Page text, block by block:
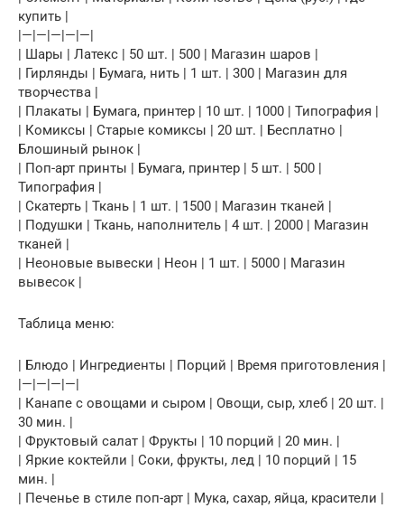
купить |
|—|—|—|—|—|
| Шары | Латекс | 50 шт. | 500 | Магазин шаров |
| Гирлянды | Бумага, нить | 1 шт. | 300 | Магазин для
творчества |
| Плакаты | Бумага, принтер | 10 шт. | 1000 | Типография |
| Комиксы | Старые комиксы | 20 шт. | Бесплатно |
Блошиный рынок |
| Поп-арт принты | Бумага, принтер | 5 шт. | 500 |
Типография |
| Скатерть | Ткань | 1 шт. | 1500 | Магазин тканей |
| Подушки | Ткань, наполнитель | 4 шт. | 2000 | Магазин
тканей |
| Неоновые вывески | Неон | 1 шт. | 5000 | Магазин
вывесок |
Таблица меню:
| Блюдо | Ингредиенты | Порций | Время приготовления |
|—|—|—|—|
| Канапе с овощами и сыром | Овощи, сыр, хлеб | 20 шт. |
30 мин. |
| Фруктовый салат | Фрукты | 10 порций | 20 мин. |
| Яркие коктейли | Соки, фрукты, лед | 10 порций | 15
мин. |
| Печенье в стиле поп-арт | Мука, сахар, яйца, красители |